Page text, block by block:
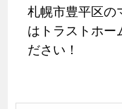
札幌市豊平区の
はトラストホー
ださい！